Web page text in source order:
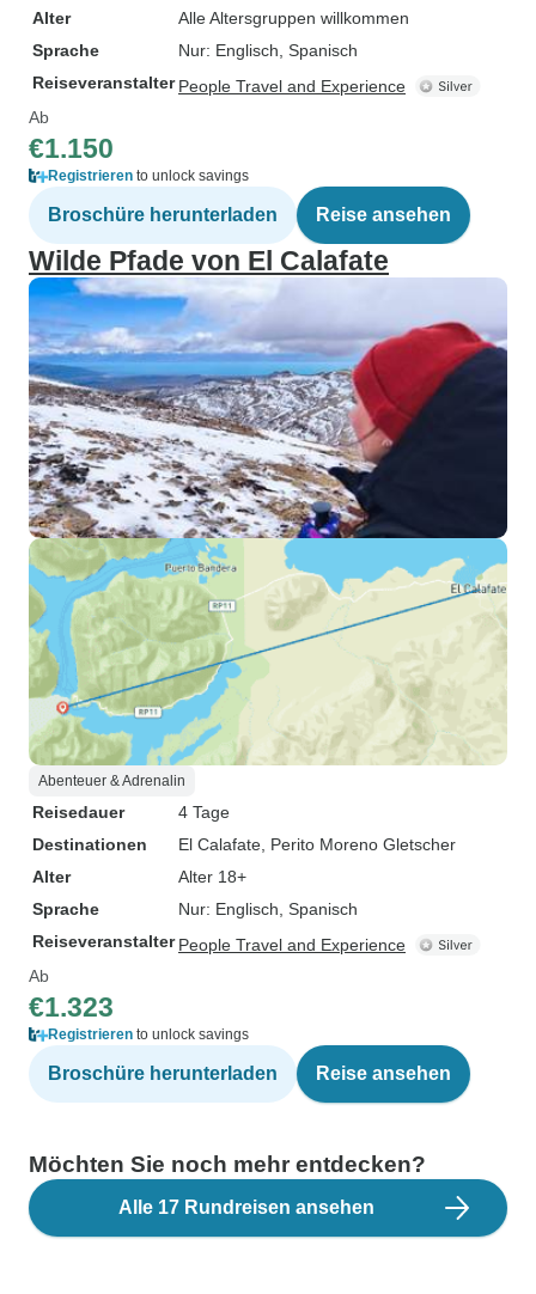
Alter
Alle Altersgruppen willkommen
Sprache
Nur: Englisch, Spanisch
Reiseveranstalter People Travel and Experience
Ab
€1.150
Registrieren to unlock savings
Broschüre herunterladen Reise ansehen
Wilde Pfade von El Calafate
Abenteuer & Adrenalin
Reisedauer
4 Tage
Destinationen
El Calafate , Perito Moreno Gletscher
Alter
Alter 18+
Sprache
Nur: Englisch, Spanisch
Reiseveranstalter People Travel and Experience
Ab
€1.323
Registrieren to unlock savings
Broschüre herunterladen Reise ansehen
Möchten Sie noch mehr entdecken?
Alle 17 Rundreisen ansehen